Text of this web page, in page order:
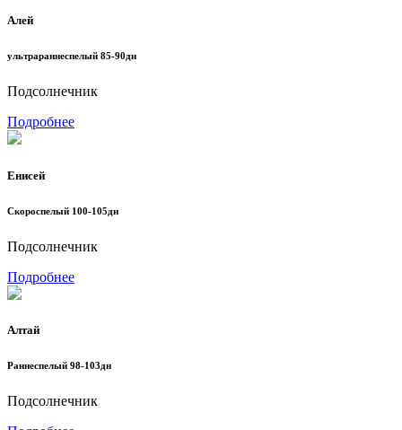
Алей
ультрараннеспелый 85-90дн
Подсолнечник
Подробнее
Енисей
Скороспелый 100-105дн
Подсолнечник
Подробнее
Алтай
Раннеспелый 98-103дн
Подсолнечник